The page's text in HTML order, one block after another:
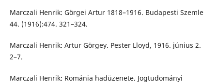
Marczali Henrik: Görgei Artur 1818–1916. Budapesti Szemle
44. (1916):474. 321–324.
Marczali Henrik: Artur Görgey. Pester Lloyd, 1916. június 2.
2–7.
Marczali Henrik: Románia hadüzenete. Jogtudományi